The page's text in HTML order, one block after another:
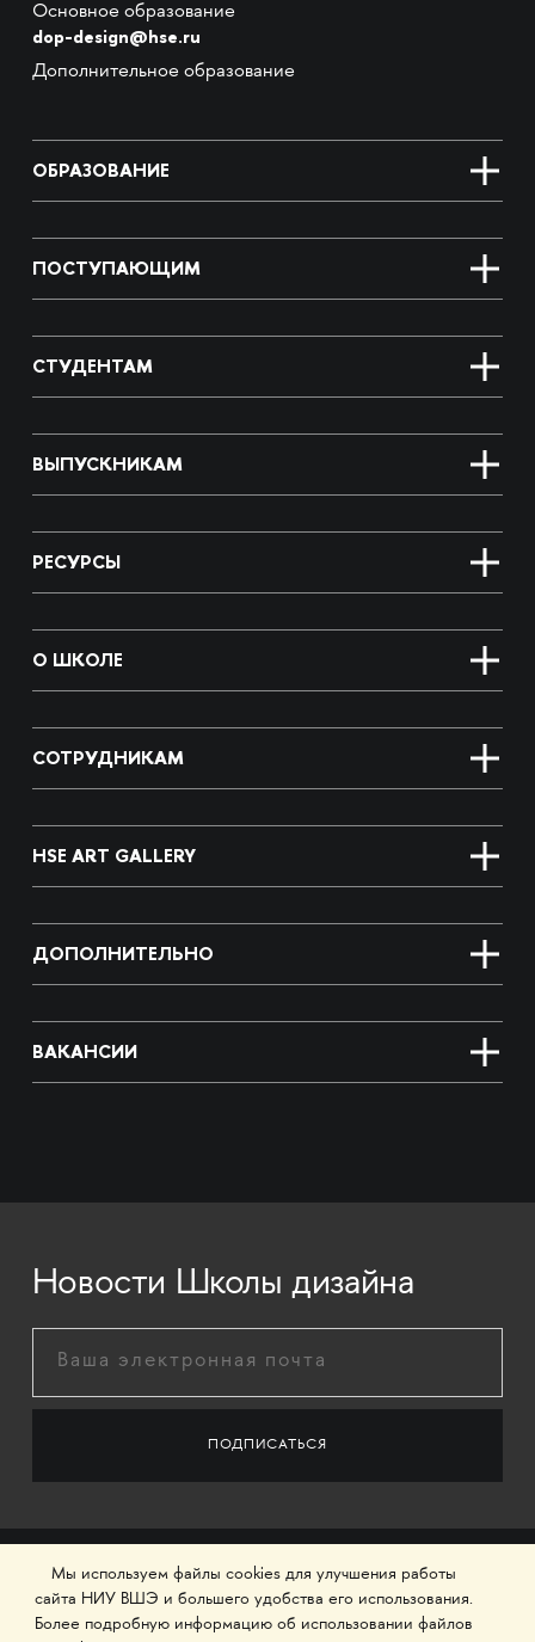
Основное образование
dop-design@hse.ru
Дополнительное образование
ОБРАЗОВАНИЕ
ПОСТУПАЮЩИМ
СТУДЕНТАМ
ВЫПУСКНИКАМ
РЕСУРСЫ
О ШКОЛЕ
СОТРУДНИКАМ
HSE ART GALLERY
ДОПОЛНИТЕЛЬНО
ВАКАНСИИ
Новости Школы дизайна
Мы используем файлы cookies для улучшения работы
сайта НИУ ВШЭ и большего удобства его использования.
Более подробную информацию об использовании файлов